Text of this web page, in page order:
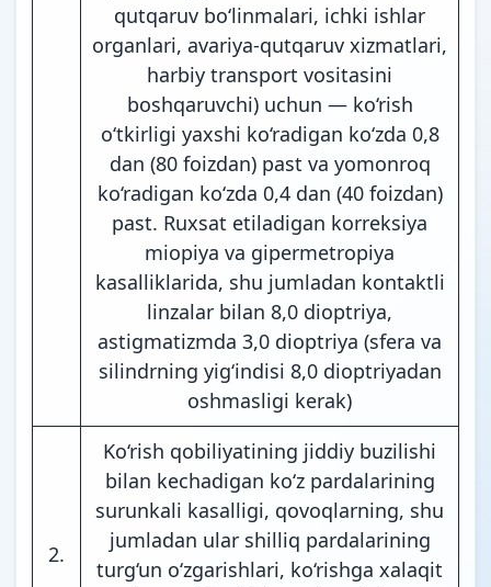
qutqaruv bo‘linmalari, ichki ishlar
organlari, avariya-qutqaruv xizmatlari,
harbiy transport vositasini
boshqaruvchi) uchun — ko‘rish
o‘tkirligi yaxshi ko‘radigan ko‘zda 0,8
dan (80 foizdan) past va yomonroq
ko‘radigan ko‘zda 0,4 dan (40 foizdan)
past. Ruxsat etiladigan korreksiya
miopiya va gipermetropiya
kasalliklarida, shu jumladan kontaktli
linzalar bilan 8,0 dioptriya,
astigmatizmda 3,0 dioptriya (sfera va
silindrning yig‘indisi 8,0 dioptriyadan
oshmasligi kerak)
2.
Ko‘rish qobiliyatining jiddiy buzilishi
bilan kechadigan ko‘z pardalarining
surunkali kasalligi, qovoqlarning, shu
jumladan ular shilliq pardalarining
turg‘un o‘zgarishlari, ko‘rishga xalaqit